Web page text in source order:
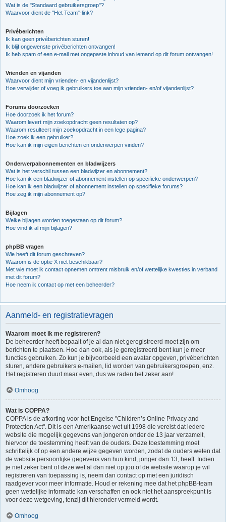
Wat is de "Standaard gebruikersgroep"?
Waarvoor dient de "Het Team"-link?
Privéberichten
Ik kan geen privéberichten sturen!
Ik blijf ongewenste privéberichten ontvangen!
Ik heb spam of een e-mail met ongepaste inhoud van iemand op dit forum ontvangen!
Vrienden en vijanden
Waarvoor dient mijn vrienden- en vijandenlijst?
Hoe verwijder of voeg ik gebruikers toe aan mijn vrienden- en/of vijandenlijst?
Forums doorzoeken
Hoe doorzoek ik het forum?
Waarom levert mijn zoekopdracht geen resultaten op?
Waarom resulteert mijn zoekopdracht in een lege pagina?
Hoe zoek ik een gebruiker?
Hoe kan ik mijn eigen berichten en onderwerpen vinden?
Onderwerpabonnementen en bladwijzers
Wat is het verschil tussen een bladwijzer en abonnement?
Hoe kan ik een bladwijzer of abonnement instellen op specifieke onderwerpen?
Hoe kan ik een bladwijzer of abonnement instellen op specifieke forums?
Hoe zeg ik mijn abonnement op?
Bijlagen
Welke bijlagen worden toegestaan op dit forum?
Hoe vind ik al mijn bijlagen?
phpBB vragen
Wie heeft dit forum geschreven?
Waarom is de optie X niet beschikbaar?
Met wie moet ik contact opnemen omtrent misbruik en/of wettelijke kwesties in verband
met dit forum?
Hoe neem ik contact op met een beheerder?
Aanmeld- en registratievragen
Waarom moet ik me registreren?
De beheerder heeft bepaalt of je al dan niet geregistreerd moet zijn om
berichten te plaatsen. Hoe dan ook, als je geregistreerd bent kun je meer
functies gebruiken. Zo kun je bijvoorbeeld een avatar opgeven, privéberichten
sturen, andere gebruikers e-mailen, lid worden van gebruikersgroepen, enz.
Het registreren duurt maar even, dus we raden het zeker aan!
Omhoog
Wat is COPPA?
COPPA is de afkorting voor het Engelse "Children’s Online Privacy and
Protection Act". Dit is een Amerikaanse wet uit 1998 die vereist dat iedere
website die mogelijk gegevens van jongeren onder de 13 jaar verzamelt,
hiervoor de toestemming heeft van de ouders. Deze toestemming moet
schriftelijk of op een andere wijze gegeven worden, zodat de ouders weten dat
de website persoonlijke gegevens van hun kind, jonger dan 13, heeft. Indien
je niet zeker bent of deze wet al dan niet op jou of de website waarop je wil
registreren van toepassing is, neem dan contact op met een juridisch
raadgever voor meer informatie. Houd er rekening mee dat het phpBB-team
geen wettelijke informatie kan verschaffen en ook niet het aanspreekpunt is
voor deze wetgeving, tenzij dit hieronder vermeld wordt.
Omhoog